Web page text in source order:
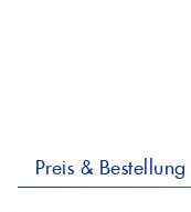
Preis & Bestellung